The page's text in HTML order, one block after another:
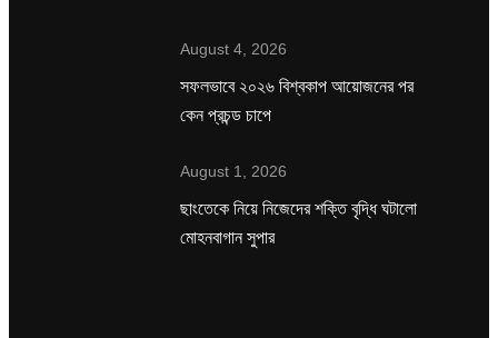
August 4, 2026
সফলভাবে ২০২৬ বিশ্বকাপ আয়োজনের পর
কেন প্রচন্ড চাপে
August 1, 2026
ছাংতেকে নিয়ে নিজেদের শক্তি বৃদ্ধি ঘটালো
মোহনবাগান সুপার